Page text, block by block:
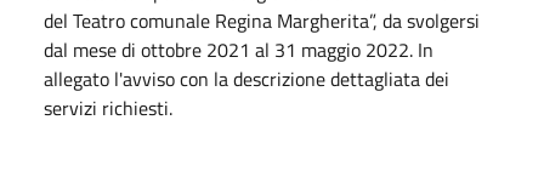
del Teatro comunale Regina Margherita”, da svolgersi
dal mese di ottobre 2021 al 31 maggio 2022. In
allegato l'avviso con la descrizione dettagliata dei
servizi richiesti.